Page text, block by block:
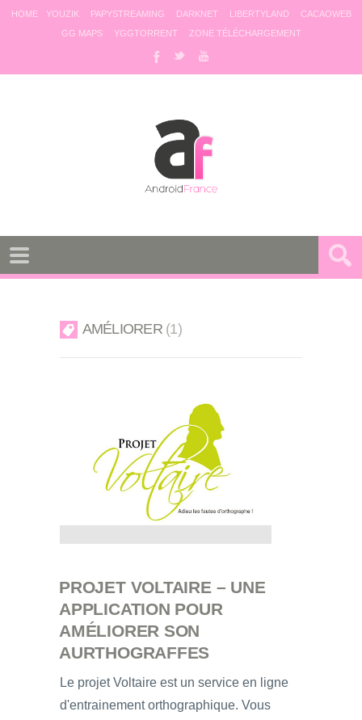
HOME YOUZIK PAPYSTREAMING DARKNET LIBERTYLAND
CACAOWEB
GG MAPS
YGGTORRENT ZONE TÉLÉCHARGEMENT
AMÉLIORER 1
PROJET VOLTAIRE – UNE
APPLICATION POUR
AMÉLIORER SON
AURTHOGRAFFES
Le projet Voltaire est un service en ligne
d'entrainement orthographique. Vous